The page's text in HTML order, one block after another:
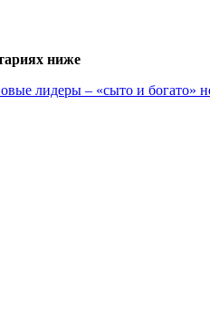
ниже
лидеры – «сыто и богато»